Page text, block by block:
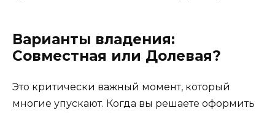
Варианты владения:
Совместная или Долевая?
Это критически важный момент, который
многие упускают. Когда вы решаете оформить